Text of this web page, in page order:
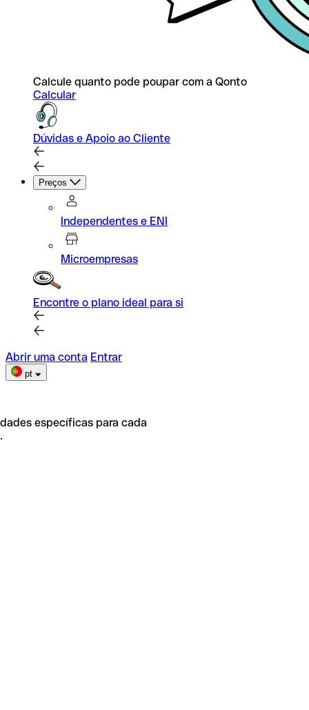
Calcule quanto pode poupar com a Qonto
Calcular
Dúvidas e Apoio ao Cliente
Preços
Independentes e ENI
Microempresas
Encontre o plano ideal para si
Abrir uma conta Entrar
pt
específicas para cada